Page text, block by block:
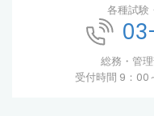
各種試験
総務・管
受付時間 9：00